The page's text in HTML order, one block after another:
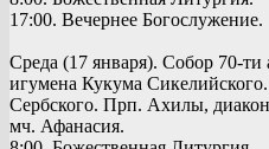
17:00. Вечернее Богослужение.
Среда (17 января). Собор 70-
игумена Кукума
Сербского. Прп. Ахилы,
мч. Афанасия.